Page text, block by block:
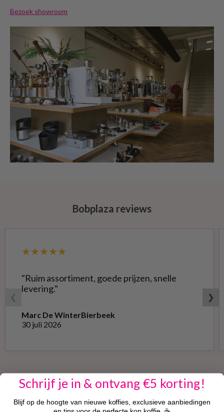
Bezoek showroom
Bobplaza reviews
❮
★★★★★
"Ruim assortiment, goede prijzen, snelle
levering."
Marc De WinterBierbeek
30 juli 2026
❯
Schrijf je in & ontvang €5 korting!
Blijf op de hoogte van nieuwe koffies, exclusieve aanbiedingen